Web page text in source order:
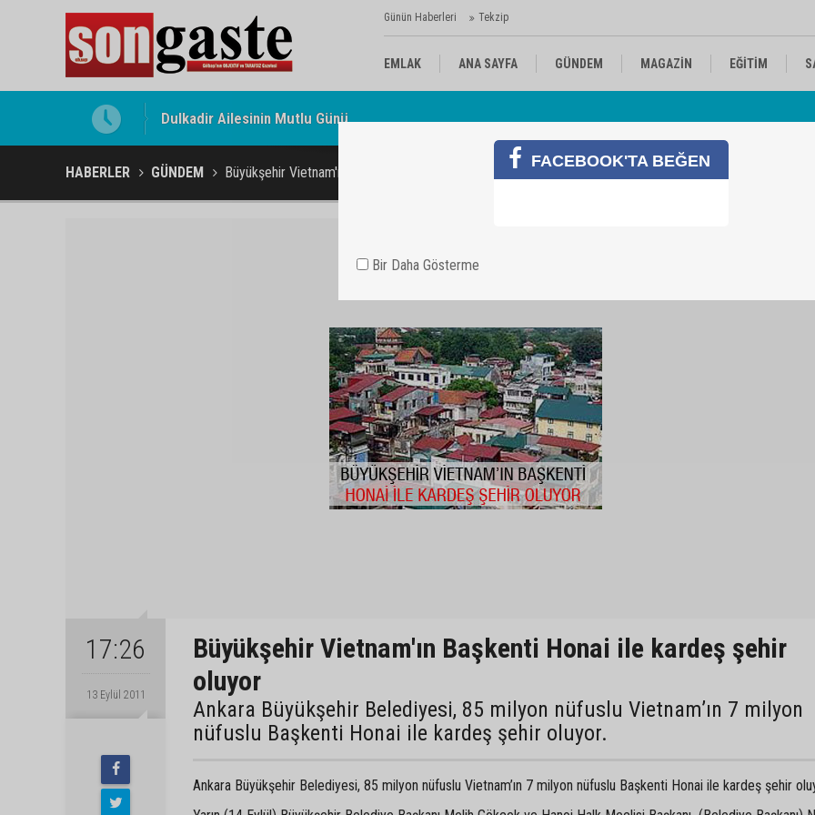
Günün Haberleri Tekzip
EMLAK ANA SAYFA GÜNDEM MAGAZİN EĞİTİM
Gölbaşı Esnafının Sesi Ankara Kalkınma Ajansı'nda
HABERLER GÜNDEM Büyükşehir Vietnam'ın Başkenti Honai ile kardeş şehir oluyor
17:26
13 Eylül 2011
Büyükşehir Vietnam'ın Başkenti Honai ile kardeş şehir
oluyor
Ankara Büyükşehir Belediyesi, 85 milyon nüfuslu Vietnam’ın 7 milyon
nüfuslu Başkenti Honai ile kardeş şehir oluyor.
Ankara Büyükşehir Belediyesi, 85 milyon nüfuslu Vietnam’ın 7 milyon nüfuslu Başkenti Honai ile kardeş şehir
FACEBOOK'TA BEĞEN
Bir Daha Gösterme